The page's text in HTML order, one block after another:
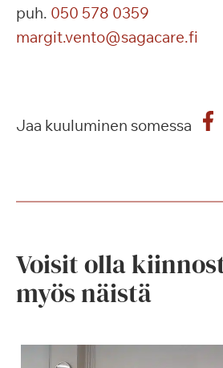
puh. 050 578 0359
margit.vento@sagacare.fi
Jaa kuuluminen somessa
Voisit olla
myös näistä